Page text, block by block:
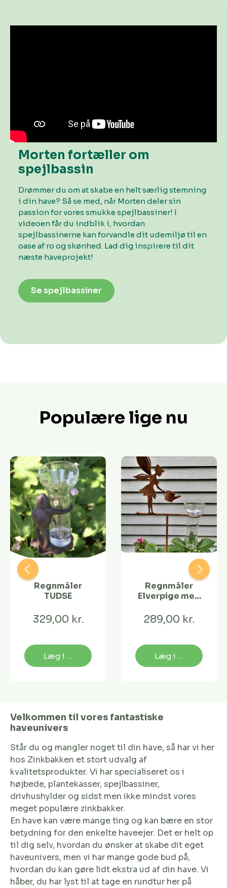
Morten fortæller om
spejlbassin
Drømmer du om at skabe en helt særlig stemning
i din have? Så se med, når Morten deler sin
passion for vores smukke spejlbassiner! I
videoen får du indblik i, hvordan
spejlbassinerne kan forvandle dit udemiljø til en
oase af ro og skønhed. Lad dig inspirere til dit
næste haveprojekt!
Se spejlbassiner
Populære lige nu
Regnmåler
TUDSE
329,00 kr.
Læg i kurv
Regnmåler
Elverpige med
289,00 kr.
Læg i kurv
Velkommen til vores fantastiske
haveunivers
Står du og mangler noget til din have, så har vi her
hos Zinkbakken et stort udvalg af
kvalitetsprodukter. Vi har specialiseret os i
højbede, plantekasser, spejlbassiner,
drivhushylder og sidst men ikke mindst vores
meget populære zinkbakker.
En have kan være mange ting og kan bære en stor
betydning for den enkelte haveejer. Det er helt op
til dig selv, hvordan du ønsker at skabe dit eget
haveunivers, men vi har mange gode bud på,
hvordan du kan gøre lidt ekstra ud af din have. Vi
håber, du har lyst til at tage en rundtur her på